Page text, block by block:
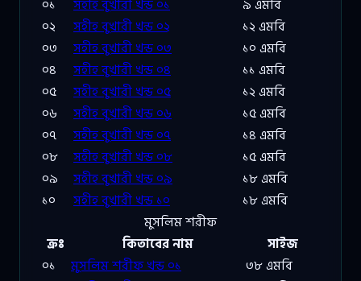
০১
সহীহ বুখারী খন্ড ০১
৯ এমবি
০২
সহীহ বুখারী খন্ড ০২
১২ এমবি
০৩
সহীহ বুখারী খন্ড ০৩
১০ এমবি
০৪
সহীহ বুখারী খন্ড ০৪
১১ এমবি
০৫
সহীহ বুখারী খন্ড ০৫
১২ এমবি
০৬
সহীহ বুখারী খন্ড ০৬
১৫ এমবি
০৭
সহীহ বুখারী খন্ড ০৭
১৪ এমবি
০৮
সহীহ বুখারী খন্ড ০৮
১৫ এমবি
০৯
সহীহ বুখারী খন্ড ০৯
১৮ এমবি
১০
সহীহ বুখারী খন্ড ১০
১৮ এমবি
মুসলিম শরীফ
ক্রঃ
কিতাবের নাম
সাইজ
০১
মুসলিম শরীফ খন্ড ০১
৩৮ এমবি